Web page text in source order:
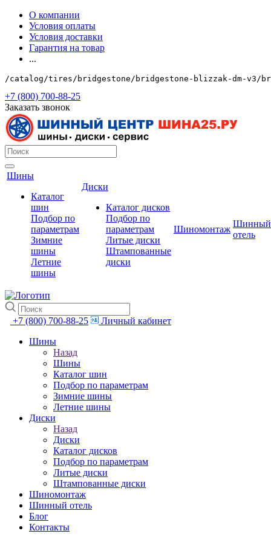
О компании
Условия оплаты
Условия доставки
Гарантия на товар
...
/catalog/tires/bridgestone/bridgestone-blizzak-dm-v3/
+7 (800) 700-88-25
Заказать звонок
Шины
Каталог
шин
Подбор по
параметрам
Зимние
шины
Летние
шины
Диски
Каталог дисков
Подбор по
параметрам
Литые диски
Штампованные
диски
Шиномонтаж
Шинный
отель
+7 (800) 700-88-25
Личный кабинет
Шины
Назад
Шины
Каталог шин
Подбор по параметрам
Зимние шины
Летние шины
Диски
Назад
Диски
Каталог дисков
Подбор по параметрам
Литые диски
Штампованные диски
Шиномонтаж
Шинный отель
Блог
Контакты